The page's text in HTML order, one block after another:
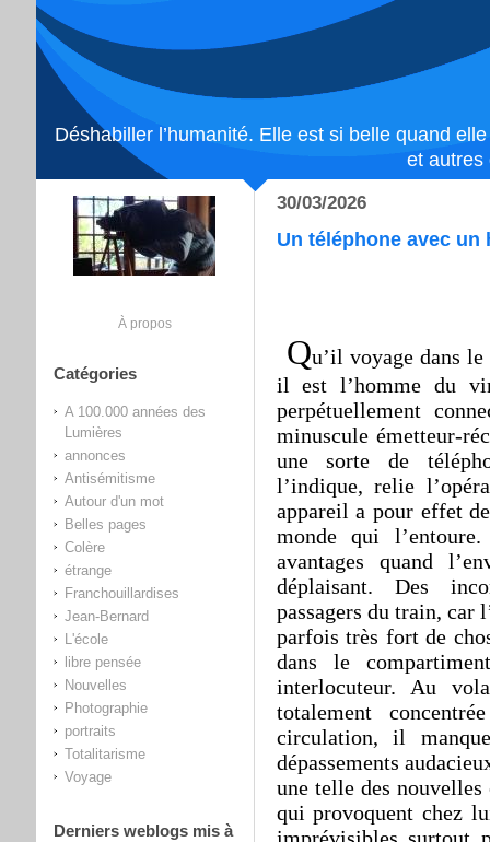
Déshabiller l’humanité. Elle est si belle quand
et autres
À propos
Catégories
A 100.000 années des
Lumières
annonces
Antisémitisme
Autour d'un mot
Belles pages
Colère
étrange
Franchouillardises
Jean-Bernard
L'école
libre pensée
Nouvelles
Photographie
portraits
Totalitarisme
Voyage
Derniers weblogs mis à
30/03/2026
Un téléphone avec un
Qu’il voyage dans
il est l’homme du
perpétuellement
minuscule émetteur-
une sorte de
l’indique, relie
appareil a pour effet
monde qui
avantages quand
déplaisant. Des
passagers du train, car
parfois très fort de
dans le
interlocuteur. Au
totalement
circulation, il
dépassements
une telle des nouvelles
qui provoquent chez